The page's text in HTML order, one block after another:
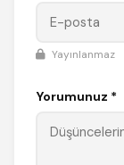
Yayınlanmaz
Yorumunuz *